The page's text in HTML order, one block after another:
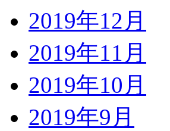
2019年12月
2019年11月
2019年10月
2019年9月